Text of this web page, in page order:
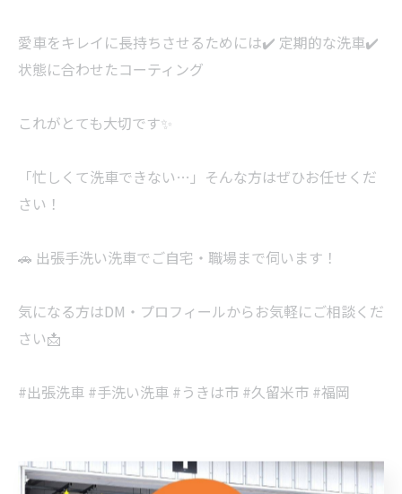
愛車をキレイに長持ちさせるためには✔️ 定期的な洗車✔️
状態に合わせたコーティング
これがとても大切です✨
「忙しくて洗車できない…」そんな方はぜひお任せくだ
さい！
🚗 出張手洗い洗車でご自宅・職場まで伺います！
気になる方はDM・プロフィールからお気軽にご相談くだ
さい📩
#出張洗車 #手洗い洗車 #うきは市 #久留米市 #福岡